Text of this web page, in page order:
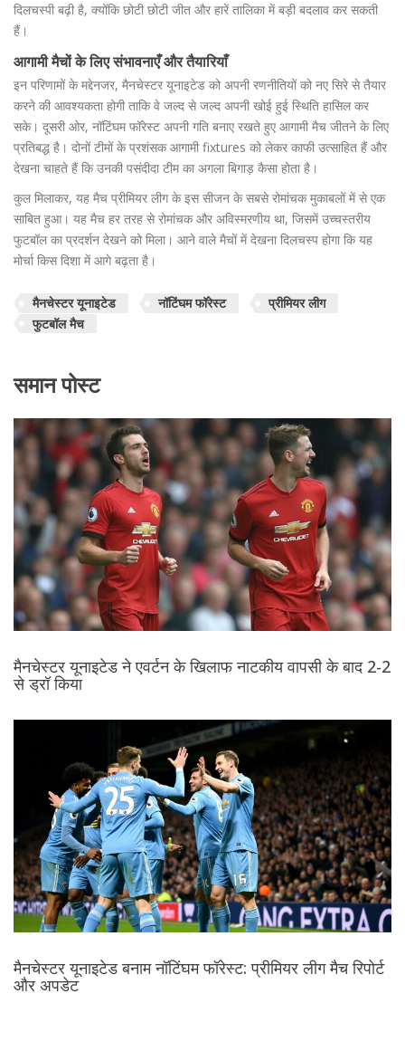
दिलचस्पी बढ़ी है, क्योंकि छोटी छोटी जीत और हारें तालिका में बड़ी बदलाव कर सकती
हैं।
आगामी मैचों के लिए संभावनाएँ और तैयारियाँ
इन परिणामों के मद्देनजर, मैनचेस्टर यूनाइटेड को अपनी रणनीतियों को नए सिरे से तैयार
करने की आवश्यकता होगी ताकि वे जल्द से जल्द अपनी खोई हुई स्थिति हासिल कर
सके। दूसरी ओर, नॉटिंघम फॉरेस्ट अपनी गति बनाए रखते हुए आगामी मैच जीतने के लिए
प्रतिबद्ध है। दोनों टीमों के प्रशंसक आगामी fixtures को लेकर काफी उत्साहित हैं और
देखना चाहते हैं कि उनकी पसंदीदा टीम का अगला बिगाड़ कैसा होता है।
कुल मिलाकर, यह मैच प्रीमियर लीग के इस सीजन के सबसे रोमांचक मुकाबलों में से एक
साबित हुआ। यह मैच हर तरह से रोमांचक और अविस्मरणीय था, जिसमें उच्चस्तरीय
फुटबॉल का प्रदर्शन देखने को मिला। आने वाले मैचों में देखना दिलचस्प होगा कि यह
मोर्चा किस दिशा में आगे बढ़ता है।
मैनचेस्टर यूनाइटेड नॉटिंघम फॉरेस्ट
प्रीमियर लीग
फुटबॉल मैच
समान पोस्ट
मैनचेस्टर यूनाइटेड ने एवर्टन के खिलाफ नाटकीय वापसी के बाद 2-2
से ड्रॉ किया
मैनचेस्टर यूनाइटेड बनाम नॉटिंघम फॉरेस्ट: प्रीमियर लीग मैच रिपोर्ट
और अपडेट